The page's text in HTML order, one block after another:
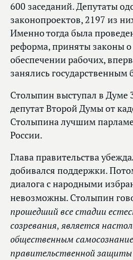
600 заседаний. Депутаты
законопроектов, 2197 из
Именно тогда была
реформа, приняты законы о
обеспечении рабочих,
занялись
Столыпин выступал в Думе
депутат Второй Думы от
Столыпина лучшим
России.
Глава правительства
добивался поддержки.
диалога с народными
невозможны. Столыпин
прошедший все стадии
созревания, является
общественным
правительственной защиты